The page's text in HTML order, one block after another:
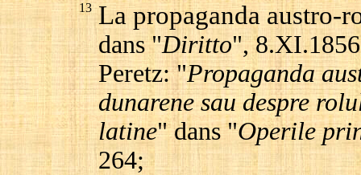
13 La propaganda austro-
dans "Diritto",
Peretz: "Propaganda
dunarene sau despre
latine" dans "Operile
264;